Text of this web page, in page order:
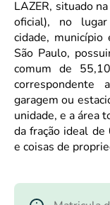
LAZER, situado
oficial), no
cidade, município
São Paulo,
comum de
correspondente
garagem ou
unidade, e a área
da fração ideal
e coisas de